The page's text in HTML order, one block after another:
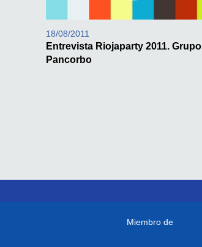
18/08/2011
Entrevista Riojaparty 2011. Grupo
Pancorbo
Miembro de